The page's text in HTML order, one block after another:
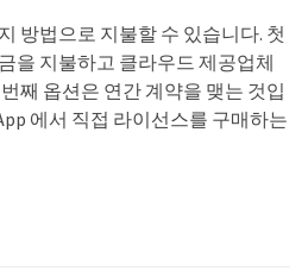
방법으로 지불할 수 있습니다. 첫
을 지불하고 클라우드 제공업체
째 옵션은 연간 계약을 맺는 것입
에서 직접 라이선스를 구매하는